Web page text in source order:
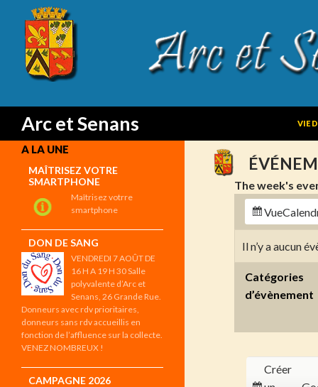
Arc et Senans
Search
VIE
The week's
Vue
Il n’y a aucun
Catégories
d’évènement
Créer
A LA UNE
MAÎTRISEZ VOTRE
SMARTPHONE
Maîtrisez votrre
smartphone
DON DE SANG
VENDREDI 7 AOÛT DE
16 H A 19 H 30 Salle
polyvalente d’Arc et
Senans, 26 Grande Rue.
Donneurs avec rdv prioritaires,
donneurs sans rdv accueillis en
fonction de l’affluence sur la collecte.
VENEZ NOMBREUX !
CAMPAGNE 2026